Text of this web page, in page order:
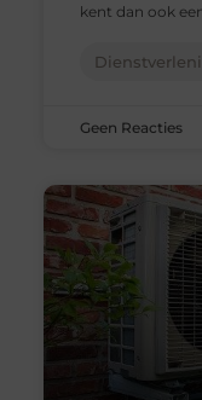
kent dan ook
Geen Reacties